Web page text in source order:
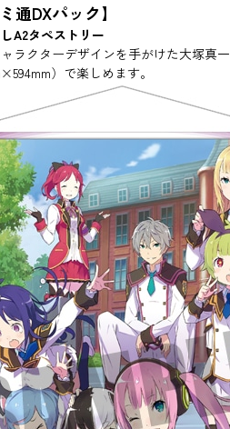
通DXパック】
A2タペストリー
ラクターデザインを手がけた大塚真
）で楽しめます。